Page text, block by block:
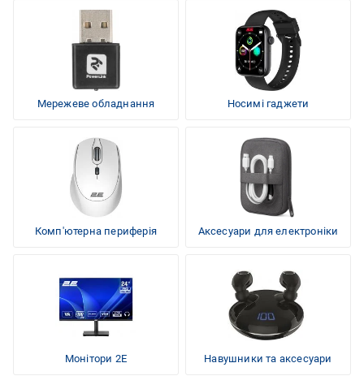
Мережеве обладнання Носимі гаджети
Комп'ютерна периферія Аксесуари для електроніки
Монітори 2E Навушники та аксесуари